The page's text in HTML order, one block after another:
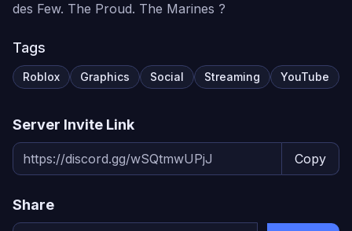
des Few. The Proud. The Marines ?
Tags
Roblox Graphics Social Streaming YouTube
Server Invite Link
Copy
Share